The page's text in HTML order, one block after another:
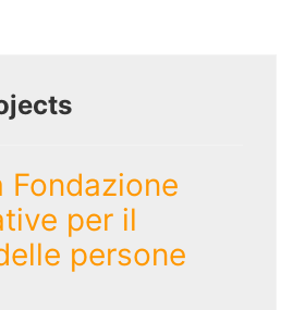
Fondazione
per il
persone